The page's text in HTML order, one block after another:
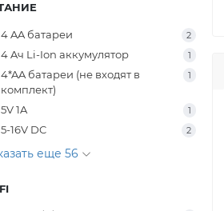
4 AA батареи 2
4 Aч Li-Ion аккумулятор 1
4*AA батареи (не входят в
комплект)
1
5V 1A 1
5-16V DC 2
еще 56